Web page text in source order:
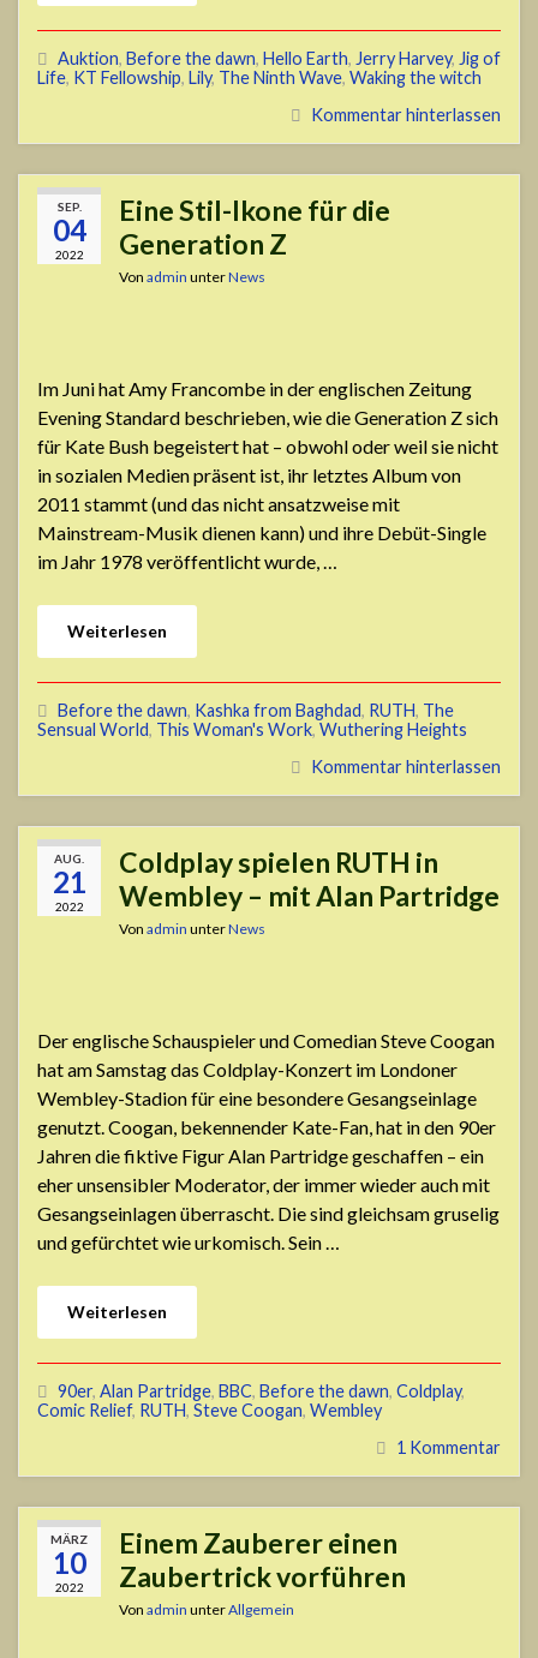
Auktion, Before the dawn, Hello Earth, Jerry Harvey, Jig of
Life, KT Fellowship, Lily, The Ninth Wave, Waking the witch
Kommentar hinterlassen
SEP.
04
2022
Eine Stil-Ikone für die
Generation Z
Von admin unterNews
Im Juni hat Amy Francombe in der englischen Zeitung
Evening Standard beschrieben, wie die Generation Z sich
für Kate Bush begeistert hat – obwohl oder weil sie nicht
in sozialen Medien präsent ist, ihr letztes Album von
2011 stammt (und das nicht ansatzweise mit
Mainstream-Musik dienen kann) und ihre Debüt-Single
im Jahr 1978 veröffentlicht wurde, …
Weiterlesen
Before the dawn, Kashka from Baghdad, RUTH, The
Sensual World, This Woman's Work, Wuthering Heights
Kommentar hinterlassen
AUG.
21
2022
Coldplay spielen RUTH in
Wembley – mit Alan Partridge
Von admin unterNews
Der englische Schauspieler und Comedian Steve Coogan
hat am Samstag das Coldplay-Konzert im Londoner
Wembley-Stadion für eine besondere Gesangseinlage
genutzt. Coogan, bekennender Kate-Fan, hat in den 90er
Jahren die fiktive Figur Alan Partridge geschaffen – ein
eher unsensibler Moderator, der immer wieder auch mit
Gesangseinlagen überrascht. Die sind gleichsam gruselig
und gefürchtet wie urkomisch. Sein …
Weiterlesen
90er, Alan Partridge, BBC, Before the dawn, Coldplay,
Comic Relief, RUTH, Steve Coogan, Wembley
1 Kommentar
MÄRZ
10
2022
Einem Zauberer einen
Zaubertrick vorführen
Von admin unterAllgemein